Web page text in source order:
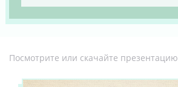
Посмотрите или скачайте презентацию